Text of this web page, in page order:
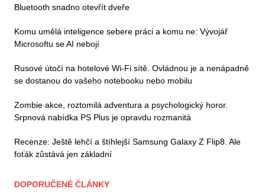
Bluetooth snadno otevřít dveře
Komu umělá inteligence sebere práci a komu ne: Vývojář
Microsoftu se AI nebojí
Rusové útočí na hotelové Wi-Fi sítě. Ovládnou je a nenápadně
se dostanou do vašeho notebooku nebo mobilu
Zombie akce, roztomilá adventura a psychologický horor.
Srpnová nabídka PS Plus je opravdu rozmanitá
Recenze: Ještě lehčí a štíhlejší Samsung Galaxy Z Flip8. Ale
foťák zůstává jen základní
DOPORUČENÉ ČLÁNKY